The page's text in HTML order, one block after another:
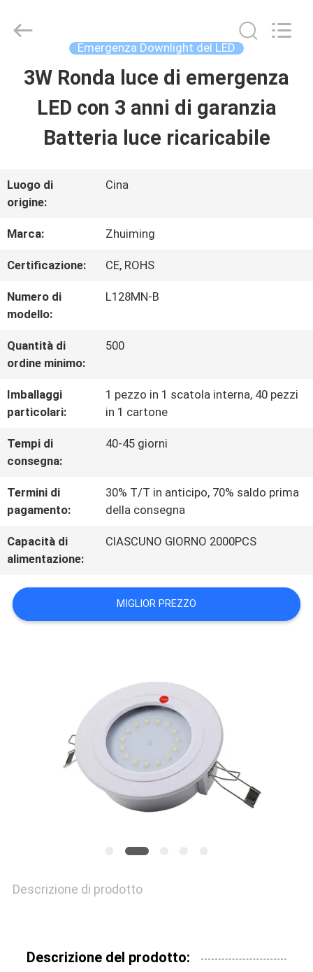
CASA
PRODOTTI
CIRCA
NOI
GIRO
DELLA
FABBRICA
CONTROLLO
DI
CONTATTICI
RICHIEDA
UNA
CITAZIONE
NORME
Hangzhou
Dreamy
Emergenza Downlight del LED
3W Ronda luce di emergenza
LED con 3 anni di garanzia
Batteria luce ricaricabile
Luogo di
origine:
Cina
Marca: Zhuiming
Certificazione: CE, ROHS
Numero di
modello:
L128MN-B
Quantità di
ordine minimo:
500
Imballaggi
particolari:
1 pezzo in 1 scatola interna, 40 pezzi
in 1 cartone
Tempi di
consegna:
40-45 giorni
Termini di
pagamento:
30% T/T in anticipo, 70% saldo prima
della consegna
Capacità di
alimentazione:
CIASCUNO GIORNO 2000PCS
MIGLIOR PREZZO
Descrizione di prodotto
Descrizione del prodotto: